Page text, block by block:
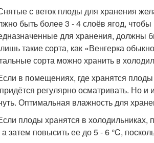
с веток плоды для хранения
быть более 3 - 4 слоёв ягод,
для хранения, должны
такие сорта, как «Венгерка
сорта можно хранить в
в помещениях, где хранятся
регулярно осматривать. Но
Оптимальная влажность для
плоды хранятся в холодильниках,
а затем повысить ее до 5 - 6 °C,